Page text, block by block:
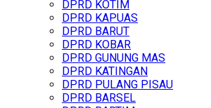
DPRD KOTIM
DPRD KAPUAS
DPRD BARUT
DPRD KOBAR
DPRD GUNUNG MAS
DPRD KATINGAN
DPRD PULANG PISAU
DPRD BARSEL